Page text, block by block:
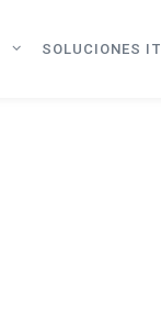
SOLUCIONES IT